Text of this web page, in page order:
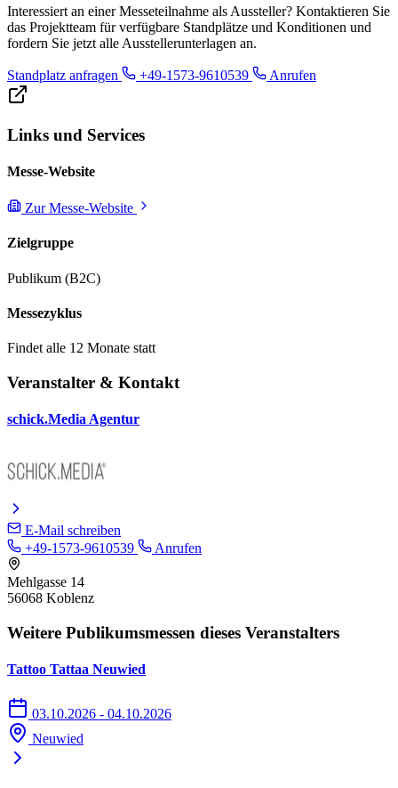
Interessiert an einer Messeteilnahme als Aussteller? Kontaktieren Sie
das Projektteam für verfügbare Standplätze und Konditionen und
fordern Sie jetzt alle Ausstellerunterlagen an.
Standplatz anfragen +49-1573-9610539 Anrufen
Links und Services
Messe-Website
Zur Messe-Website
Zielgruppe
Publikum (B2C)
Messezyklus
Findet alle 12 Monate statt
Veranstalter & Kontakt
schick.Media Agentur
E-Mail schreiben
+49-1573-9610539
Anrufen
Mehlgasse 14
56068 Koblenz
Weitere Publikumsmessen dieses Veranstalters
Tattoo Tattaa Neuwied
03.10.2026 - 04.10.2026
Neuwied